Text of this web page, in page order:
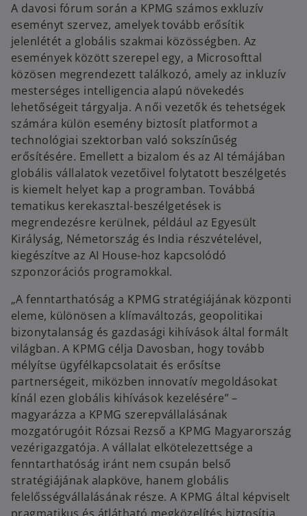
A davosi fórum során a KPMG számos exkluzív
eseményt szervez, amelyek tovább erősítik
jelenlétét a globális szakmai közösségben. Az
események között szerepel egy, a Microsofttal
közösen megrendezett találkozó, amely az inkluzív
mesterséges intelligencia alapú növekedés
lehetőségeit tárgyalja. A női vezetők és tehetségek
számára külön esemény biztosít platformot a
technológiai szektorban való sokszínűség
erősítésére. Emellett a bizalom és az AI témájában
globális vállalatok vezetőivel folytatott beszélgetés
is kiemelt helyet kap a programban. Továbbá
tematikus kerekasztal-beszélgetések is
megrendezésre kerülnek, például az Egyesült
Királyság, Németország és India részvételével,
kiegészítve az AI House-hoz kapcsolódó
szponzorációs programokkal.
„A fenntarthatóság a KPMG stratégiájának központi
eleme, különösen a klímaváltozás, geopolitikai
bizonytalanság és gazdasági kihívások által formált
világban. A KPMG célja Davosban, hogy tovább
mélyítse ügyfélkapcsolatait és erősítse
partnerségeit, miközben innovatív megoldásokat
kínál ezen globális kihívások kezelésére” –
magyarázza a KPMG szerepvállalásának
mozgatórugóit Rózsai Rezső a KPMG Magyarország
vezérigazgatója. A vállalat elkötelezettsége a
fenntarthatóság iránt nem csupán belső
stratégiájának alapköve, hanem globális
felelősségvállalásának része. A KPMG által képviselt